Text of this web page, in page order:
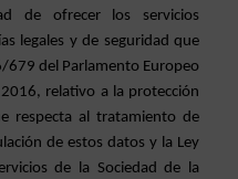
de ofrecer los servicios
legales y de seguridad que
679 del Parlamento Europeo
relativo a la protección
respecta al tratamiento de
de estos datos y la Ley
de la Sociedad de la